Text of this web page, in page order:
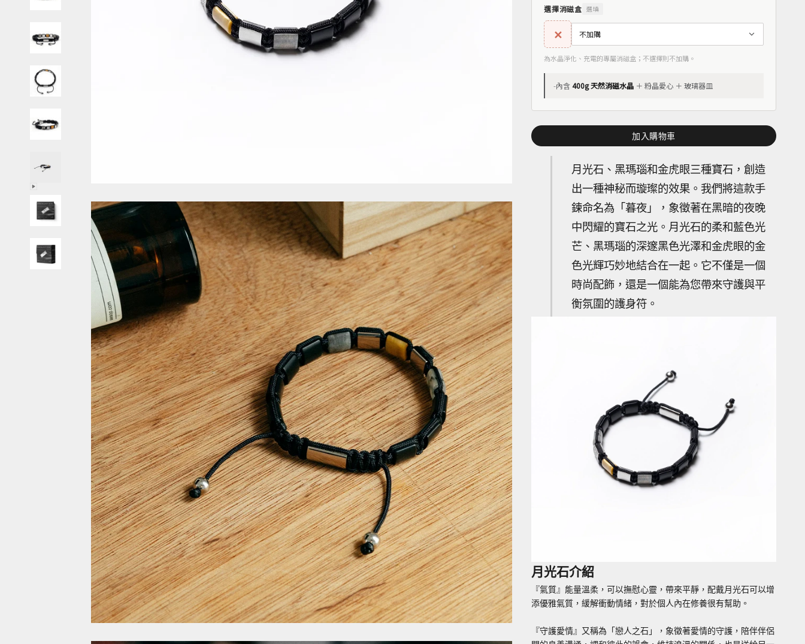
選擇消磁盒 選填
✕
為水晶淨化、充電的專屬消磁盒；不選擇則不加購。
-內含400g 天然消磁水晶 ＋ 粉晶愛心 ＋ 玻璃器皿
加入購物車
月光石、黑瑪瑙和金虎眼三種寶石，創造
出一種神秘而璇璨的效果。我們將這款手
鍊命名為「暮夜」，象徵著在黑暗的夜晚
中閃耀的寶石之光。月光石的柔和藍色光
芒、黑瑪瑙的深邃黑色光澤和金虎眼的金
色光輝巧妙地結合在一起。它不僅是一個
時尚配飾，還是一個能為您帶來守護與平
衡氛圍的護身符。
月光石介紹
『氣質』能量溫柔，可以撫慰心靈，帶來平靜，配戴月光石可以增
添優雅氣質，緩解衝動情緒，對於個人內在修養很有幫助。
『守護愛情』又稱為「戀人之石」，象徵著愛情的守護，陪伴伴侶